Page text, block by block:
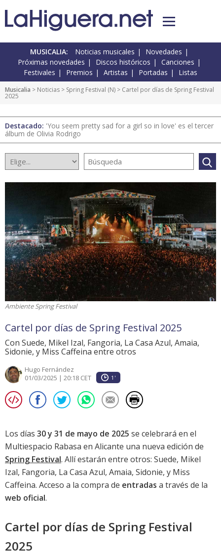
MUSICALIA: Noticias musicales
Novedades
Próximas novedades
Discos históricos
Canciones
Festivales
Premios Artistas Portadas Listas
Musicalia > Noticias > Spring Festival (N) > Cartel por días de Spring Festival
2025
Destacado: 'You seem pretty sad for a girl so in love' es el tercer
álbum de Olivia Rodrigo
Ambiente Spring Festival
Cartel por días de Spring Festival 2025
Con Suede, Mikel Izal, Fangoria, La Casa Azul, Amaia,
Sidonie, y Miss Caffeina entre otros
Hugo Fernández
01/03/2025 | 20:18 CET
1'
Los días 30 y 31 de mayo de 2025 se celebrará en el
Multiespacio Rabasa en Alicante una nueva edición de
Spring Festival. Allí estarán entre otros: Suede, Mikel
Izal, Fangoria, La Casa Azul, Amaia, Sidonie, y Miss
Caffeina. Acceso a la compra de entradas a través de la
web oficial.
Cartel por días de Spring Festival
2025